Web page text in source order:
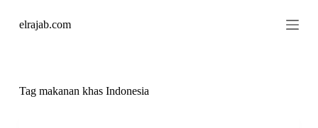
kelrajab.com
Tagmakanan khas Indonesia